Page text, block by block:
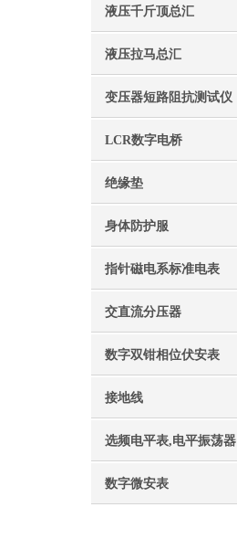
液压千斤顶总汇
液压拉马总汇
变压器短路阻抗测试仪
LCR数字电桥
绝缘垫
身体防护服
指针磁电系标准电表
交直流分压器
数字双钳相位伏安表
接地线
选频电平表,电平振荡器
数字微安表